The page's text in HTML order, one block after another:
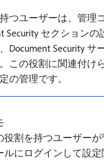
つユーザーは、管理
Security セクションの
Document Security サ
この役割に関連付け
の管理です。
役割を持つユーザー
ルにログインして設